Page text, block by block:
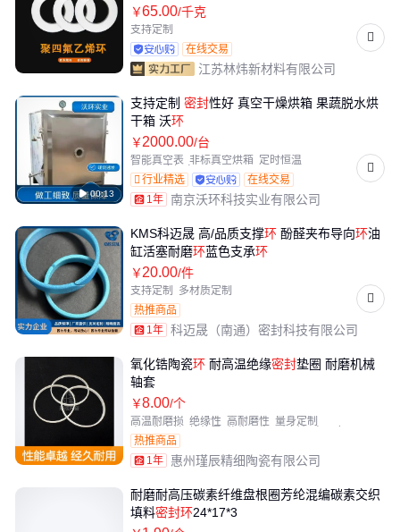
￥65.00/千克
支持定制
在线交易
江苏林炜新材料有限公司
 00:13
支持定制 密封性好 真空干燥烘箱 果蔬脱水烘
干箱 沃环
￥2000.00/台
智能真空表 非标真空烘箱 定时恒温
加热温度恒定
行业精选
在线交易
1年
南京沃环科技实业有限公司
KMS科迈晟 高/品质支撑环 酚醛夹布导向环油
缸活塞耐磨环蓝色支承环
￥20.00/件
支持定制
多材质定制
热推商品
1年 科迈晟（南通）密封科技有限公司
氧化锆陶瓷环 耐高温绝缘密封垫圈 耐磨机械
轴套
￥8.00/个
高温耐磨损 绝缘性 高耐磨性 量身定制
高温稳定性
热推商品
1年
惠州瑾辰精细陶瓷有限公司
耐磨耐高压碳素纤维盘根圈芳纶混编碳素交织
填料密封环24*17*3